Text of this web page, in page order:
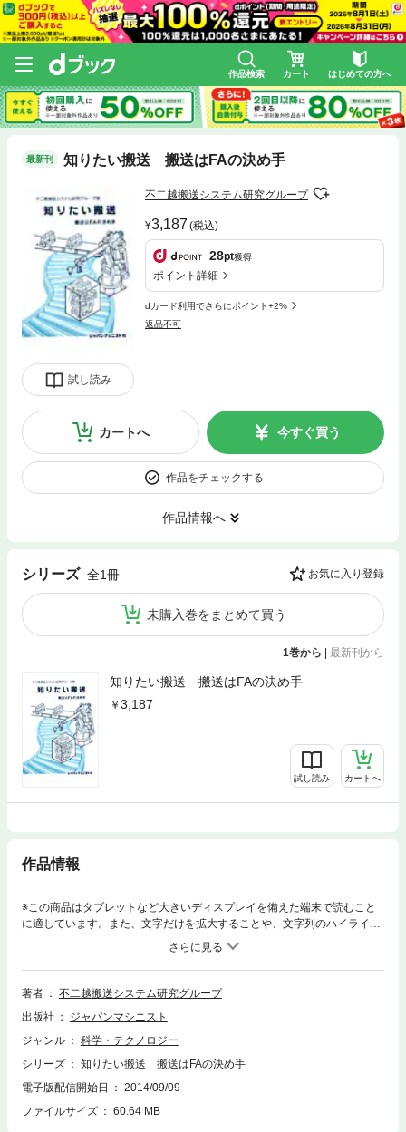
作品検索 カート はじめての方へ
最新刊 知りたい搬送 搬送はFAの決め手
試し読み
不二越搬送システム研究グループ
3,187 (税込)
28pt獲得
ポイント詳細
dカード利用でさらにポイント+2%
返品不可
カートへ 今すぐ買う
作品をチェックする
作品情報へ
シリーズ 全1冊 お気に入り登録
未購入巻をまとめて買う
1巻から | 最新刊から
知りたい搬送 搬送はFAの決め手
3,187
試し読み カートへ
作品情報
※この商品はタブレットなど大きいディスプレイを備えた端末で読むこと
に適しています。また、文字だけを拡大することや、文字列のハイライ
ト、検索、辞書の参照、引用などの機能が使用できません。加工の自動化
＝ＦＭＳを考えるとき、トータルなＦＡを考えるとき、搬送が全体の効率
を左右する！大物から小物まで、ワークの搬送を中心に、工場内搬送の基
礎と実際を述べていきます。ロボット・無人搬送車、自動倉庫などのメイ
ポイントについても解説しました。導入・改良の際の強い味方になりま
す。
著者
不二越搬送システム研究グループ
出版社
ジャパンマシニスト
ジャンル
科学・テクノロジー
シリーズ
知りたい搬送 搬送はFAの決め手
電子版配信開始日
2014/09/09
ファイルサイズ
60.64 MB